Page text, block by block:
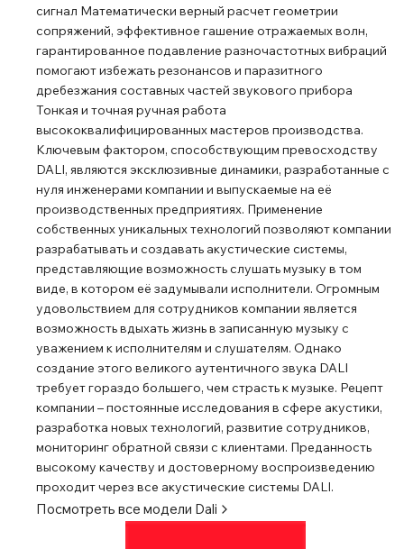
сигнал Математически верный расчет геометрии
сопряжений, эффективное гашение отражаемых волн,
гарантированное подавление разночастотных вибраций
помогают избежать резонансов и паразитного
дребезжания составных частей звукового прибора
Тонкая и точная ручная работа
высококвалифицированных мастеров производства.
Ключевым фактором, способствующим превосходству
DALI, являются эксклюзивные динамики, разработанные с
нуля инженерами компании и выпускаемые на её
производственных предприятиях. Применение
собственных уникальных технологий позволяют компании
разрабатывать и создавать акустические системы,
представляющие возможность слушать музыку в том
виде, в котором её задумывали исполнители. Огромным
удовольствием для сотрудников компании является
возможность вдыхать жизнь в записанную музыку с
уважением к исполнителям и слушателям. Однако
создание этого великого аутентичного звука DALI
требует гораздо большего, чем страсть к музыке. Рецепт
компании – постоянные исследования в сфере акустики,
разработка новых технологий, развитие сотрудников,
мониторинг обратной связи с клиентами. Преданность
высокому качеству и достоверному воспроизведению
проходит через все акустические системы DALI.
Посмотреть все модели Dali